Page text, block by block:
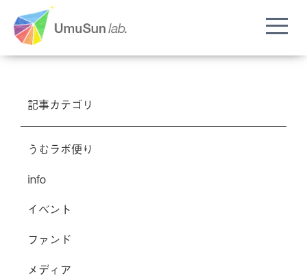
記事カテゴリ
うむラボ便り
info
イベント
ファンド
メディア